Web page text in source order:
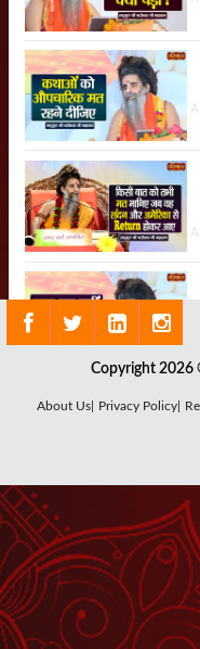
Copyright 2026
About Us| Privacy Policy|